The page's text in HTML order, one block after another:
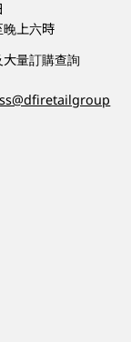
晚上六時
量訂購查詢